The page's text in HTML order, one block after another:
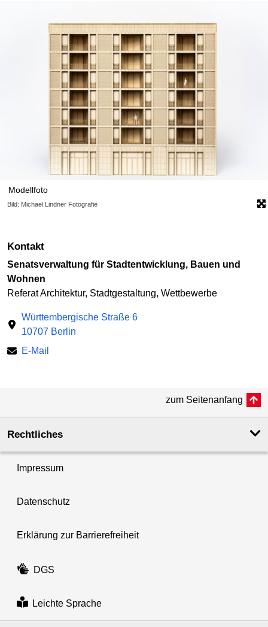
Modellfoto
Bild: Michael Lindner Fotografie
Kontakt
Senatsverwaltung für Stadtentwicklung, Bauen und
Wohnen
Referat Architektur, Stadtgestaltung, Wettbewerbe
Württembergische Straße 6
10707 Berlin
E-Mail
zum Seitenanfang
Rechtliches
Impressum
Datenschutz
Erklärung zur Barrierefreiheit
DGS
Leichte Sprache